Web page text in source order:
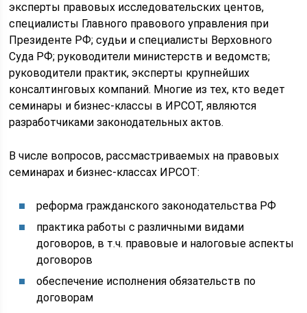
эксперты правовых исследовательских центов,
специалисты Главного правового управления при
Президенте РФ; судьи и специалисты Верховного
Суда РФ; руководители министерств и ведомств;
руководители практик, эксперты крупнейших
консалтинговых компаний. Многие из тех, кто ведет
семинары и бизнес-классы в ИРСОТ, являются
разработчиками законодательных актов.
В числе вопросов, рассмастриваемых на правовых
семинарах и бизнес-классах ИРСОТ:
реформа гражданского законодательства РФ
практика работы с различными видами
договоров, в т.ч. правовые и налоговые аспекты
договоров
обеспечение исполнения обязательств по
договорам